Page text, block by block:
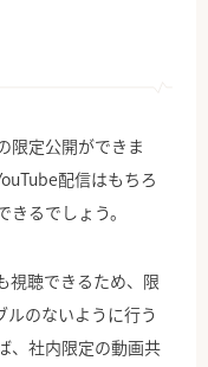
限定公開ができま
配信はもちろ
るでしょう。
視聴できるため、限
ルのないように行う
、社内限定の動画共